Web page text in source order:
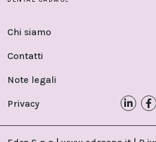
Chi siamo
Contatti
Note legali
Privacy